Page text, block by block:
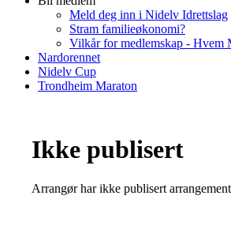
Meld deg inn i Nidelv Idrettslag
Stram familieøkonomi?
Vilkår for medlemskap - Hvem
Nardorennet
Nidelv Cup
Trondheim Maraton
Ikke publisert
Arrangør har ikke publisert